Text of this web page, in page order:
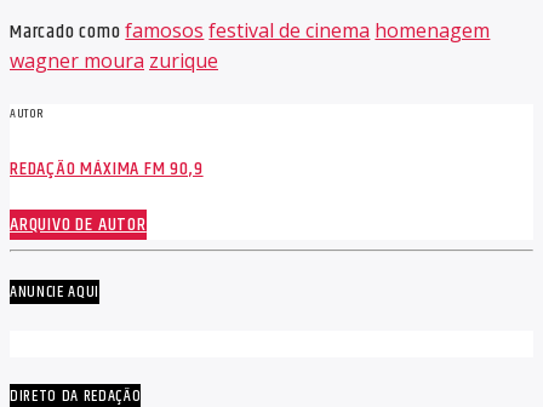
Marcado comofamosos festival de cinema homenagem
wagner moura zurique
AUTOR
REDAÇÃO MÁXIMA FM 90,9
ARQUIVO DE AUTOR
ANUNCIE AQUI
DIRETO DA REDAÇÃO